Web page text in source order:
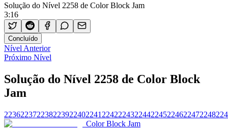
Solução do Nível 2258 de Color Block Jam
3:16
Concluído
Nível Anterior
Próximo Nível
Solução do Nível 2258 de Color Block
Jam
223622372238223922402241 2242224322442245224622472248
Color Block Jam